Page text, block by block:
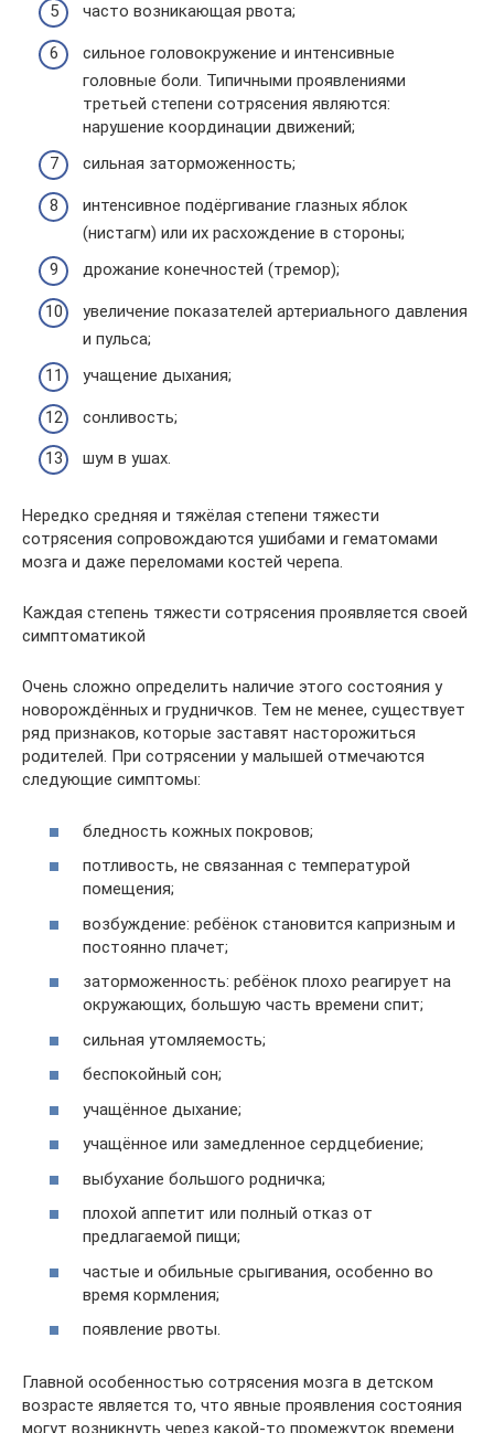
часто возникающая рвота;
сильное головокружение и интенсивные
головные боли. Типичными проявлениями
третьей степени сотрясения являются:
нарушение координации движений;
сильная заторможенность;
интенсивное подёргивание глазных яблок
(нистагм) или их расхождение в стороны;
дрожание конечностей (тремор);
увеличение показателей артериального давления
и пульса;
учащение дыхания;
сонливость;
шум в ушах.
Нередко средняя и тяжёлая степени тяжести
сотрясения сопровождаются ушибами и гематомами
мозга и даже переломами костей черепа.
Каждая степень тяжести сотрясения проявляется своей
симптоматикой
Очень сложно определить наличие этого состояния у
новорождённых и грудничков. Тем не менее, существует
ряд признаков, которые заставят насторожиться
родителей. При сотрясении у малышей отмечаются
следующие симптомы:
бледность кожных покровов;
потливость, не связанная с температурой
помещения;
возбуждение: ребёнок становится капризным и
постоянно плачет;
заторможенность: ребёнок плохо реагирует на
окружающих, большую часть времени спит;
сильная утомляемость;
беспокойный сон;
учащённое дыхание;
учащённое или замедленное сердцебиение;
выбухание большого родничка;
плохой аппетит или полный отказ от
предлагаемой пищи;
частые и обильные срыгивания, особенно во
время кормления;
появление рвоты.
Главной особенностью сотрясения мозга в детском
возрасте является то, что явные проявления состояния
могут возникнуть через какой-то промежуток времени